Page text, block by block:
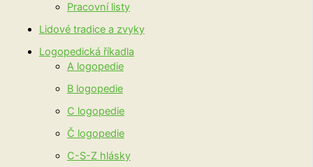
Pracovní listy
Lidové tradice a zvyky
Logopedická říkadla
A logopedie
B logopedie
C logopedie
Č logopedie
C-S-Z hlásky